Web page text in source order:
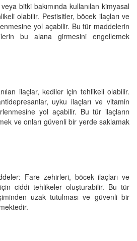
bitki bakımında kullanılan kimyasal
olabilir. Pestisitler, böcek ilaçları ve
yol açabilir. Bu tür maddelerin
bu alana girmesini engellemek
ilaçlar, kediler için tehlikeli olabilir.
uyku ilaçları ve vitamin
yol açabilir. Bu tür ilaçların
ve onları güvenli bir yerde saklamak
Fare zehirleri, böcek ilaçları ve
ciddi tehlikeler oluşturabilir. Bu tür
uzak tutulması ve güvenli bir